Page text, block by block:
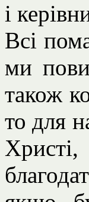
і
Всі
ми
також
то для